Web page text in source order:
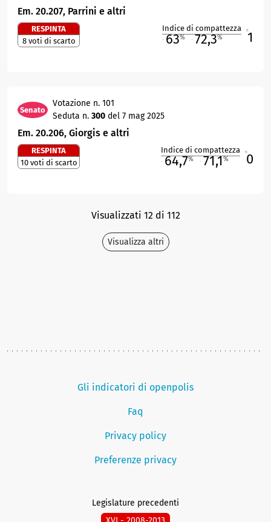
Em. 20.207, Parrini e altri
RESPINTA
8 voti di scarto
Indice di compattezza
63% 72,3% 1
Senato
Votazione n. 101
Seduta n. 300 del 7 mag 2025
Em. 20.206, Giorgis e altri
RESPINTA
10 voti di scarto
Indice di compattezza
64,7% 71,1% 0
Visualizzati 12 di 112
Visualizza altri
Gli indicatori di openpolis
Faq
Privacy policy
Preferenze privacy
Legislature precedenti